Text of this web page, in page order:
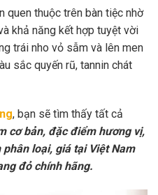
quen thuộc trên bàn tiệc nhờ
khả năng kết hợp tuyệt vời
trái nho vỏ sẫm và lên men
sắc quyến rũ, tannin chát
, bạn sẽ tìm thấy tất cả
cơ bản, đặc điểm hương vị,
loại, giá tại Việt Nam
đỏ chính hãng.